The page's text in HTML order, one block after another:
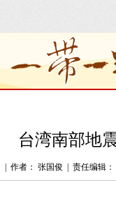
台湾南部地
作者： 张国俊 责任编辑